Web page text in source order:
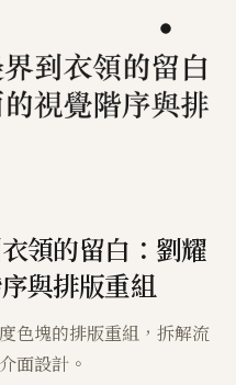
領的留白：劉耀
與排版重組
色塊的排版重組，拆解流
面設計。